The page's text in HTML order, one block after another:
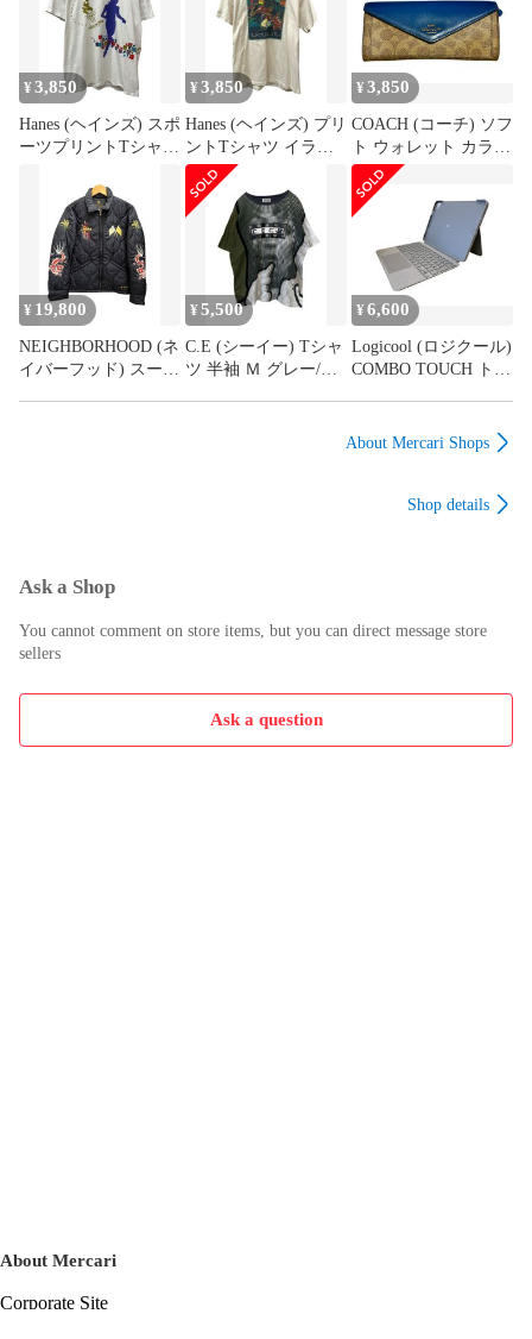
出来ない場合は、ご注文をキャンセルさせていただく場合も
ございます。
・サイズ違い、イメージ違い、カラー違い等のお客様都合で
の返品は一切お受けできません。
・インボイス登録番号付きの納品書を商品と一緒にお届けい
たします。
・気になる点は必ず購入前にご質問をお願いいたします。
¥3,850
Hanes (ヘインズ) スポ
ーツプリントTシャツ
タ五輪 USA製 90S 古
着 ビンテージ XL ホ
ワイト メンズ/036
¥3,850
Hanes (ヘインズ) プリ
ントTシャツ イラス
ト The REPUBLIC of
TEA 90S USA製 古着
ビンテージ L (42-44)
クリーム メンズ/036
¥3,850
COACH (コーチ) ソフ
ト ウォレット カラー
ブロック シグネチャ
ー キャンバス 長財布
31547 ブラウン×ブル
ー レディース/199
¥ 19,800
NEIGHBORHOOD (ネ
イバーフッド) スーベ
¥5,500
C.E (シーイー) Tシャ
ツ 半袖 Ｍ グレー/オ
¥6,600
Logicool (ロジクール)
COMBO TOUCH トラ
ケース iK1176GRA グ
About Mercari Shops
Shop details
Ask a Shop
You cannot comment on store items, but you can direct message store
sellers
Ask a question
About Mercari
Corporate Site